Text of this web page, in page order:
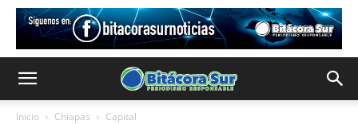
Inicio Chiapas Capital